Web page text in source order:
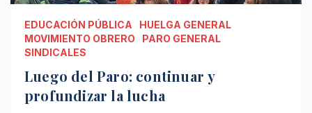
EDUCACIÓN PÚBLICA
HUELGA GENERAL
MOVIMIENTO OBRERO
PARO GENERAL
SINDICALES
Luego del Paro: continuar y
profundizar la lucha